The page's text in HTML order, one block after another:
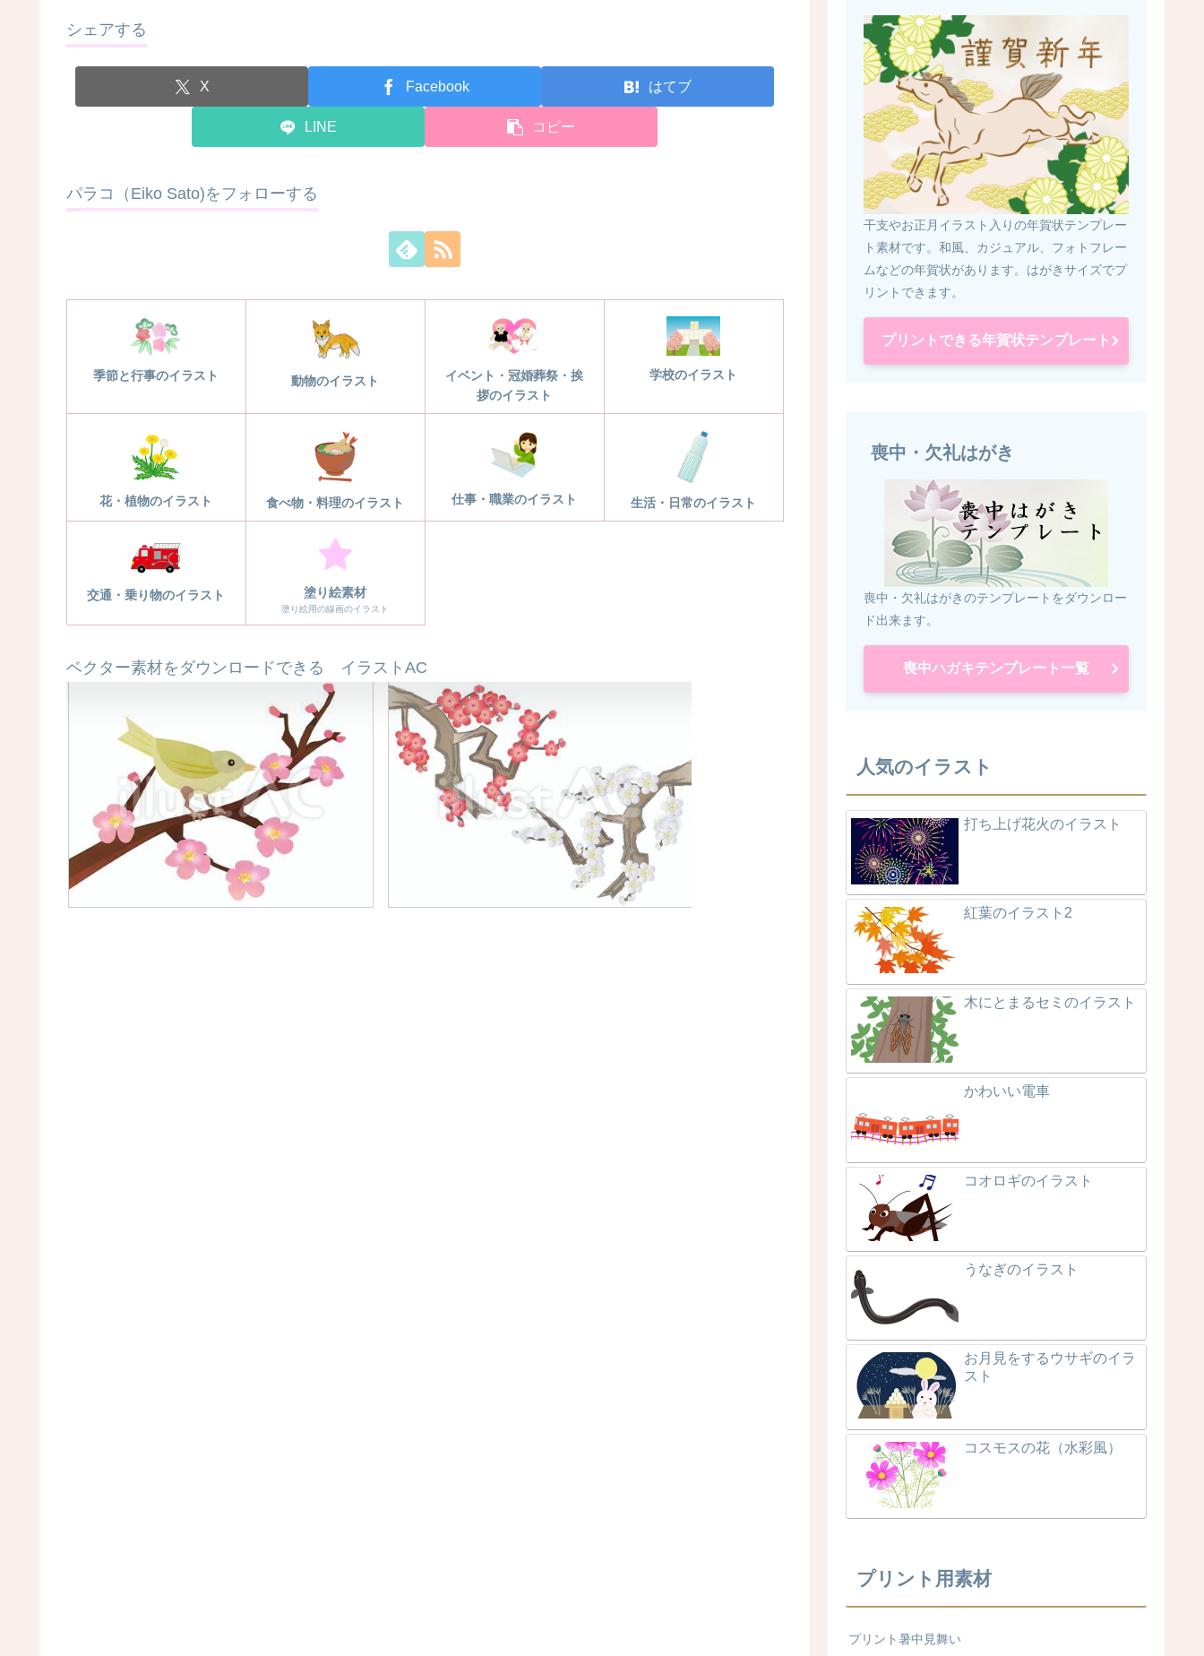
シェアする
X Facebook はてブ
LINE コピー
パラコ（Eiko Sato)をフォローする
季節と行事のイラスト 動物のイラスト
イベント・冠婚葬祭・挨
拶のイラスト
学校のイラスト
花・植物のイラスト 食べ物・料理のイラスト 仕事・職業のイラスト 生活・日常のイラスト
交通・乗り物のイラスト 塗り絵素材
塗り絵用の線画のイラスト
ベクター素材をダウンロードできる イラストAC
干支やお正月イラスト入りの年賀状テンプレー
ト素材です。和風、カジュアル、フォトフレー
ムなどの年賀状があります。はがきサイズでプ
リントできます。
プリントできる年賀状テンプレート
喪中・欠礼はがき
喪中・欠礼はがきのテンプレートをダウンロー
ド出来ます。
喪中ハガキテンプレート一覧
人気のイラスト
打ち上げ花火のイラスト
紅葉のイラスト2
木にとまるセミのイラスト
かわいい電車
コオロギのイラスト
うなぎのイラスト
お月見をするウサギのイラ
スト
コスモスの花（水彩風）
プリント用素材
プリント暑中見舞い